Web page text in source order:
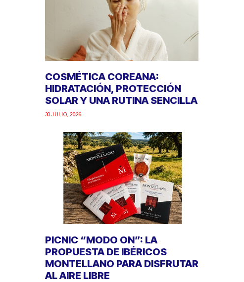
COSMÉTICA COREANA:
HIDRATACIÓN, PROTECCIÓN
SOLAR Y UNA RUTINA SENCILLA
30 JULIO, 2026
PICNIC “MODO ON”: LA
PROPUESTA DE IBÉRICOS
MONTELLANO PARA DISFRUTAR
AL AIRE LIBRE